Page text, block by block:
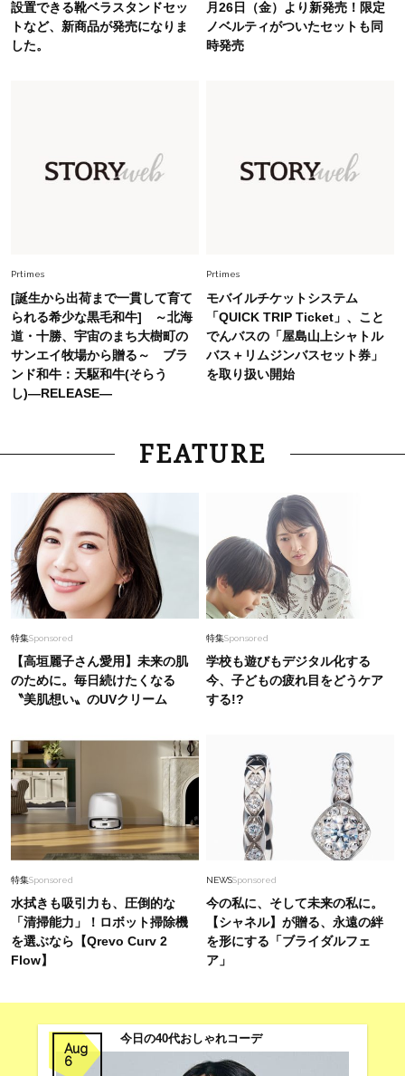
オシャレ40代の【ワンピ＆オールインワン】最
旬着こなし3選。地味見え回避のコツは「バッグ
Fashion 2026.6.25
設置できる靴ベラスタンドセッ
トなど、新商品が発売になりま
した。
月26日（金）より新発売！限定
ノベルティがついたセットも同
時発売
Prtimes
[誕生から出荷まで一貫して育て
られる希少な黒毛和牛] ～北海
道・十勝、宇宙のまち大樹町の
サンエイ牧場から贈る～ ブラ
ンド和牛：天駆和牛(そらう
し)―RELEASE―
Prtimes
モバイルチケットシステム
「QUICK TRIP Ticket」、こと
でんバスの「屋島山上シャトル
バス＋リムジンバスセット券」
を取り扱い開始
FEATURE
特集Sponsored
【高垣麗子さん愛用】未来の肌
のために。毎日続けたくなる
〝美肌想い〟のUVクリーム
特集Sponsored
学校も遊びもデジタル化する
今、子どもの疲れ目をどうケア
する!?
特集Sponsored
水拭きも吸引力も、圧倒的な
「清掃能力」！ロボット掃除機
を選ぶなら【Qrevo Curv 2
Flow】
NEWSSponsored
今の私に、そして未来の私に。
【シャネル】が贈る、永遠の絆
を形にする「ブライダルフェ
ア」
Aug
6
今日の40代おしゃれコーデ